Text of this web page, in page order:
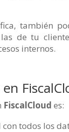
también
de tu
internos.
FiscalCloud es:
todos los